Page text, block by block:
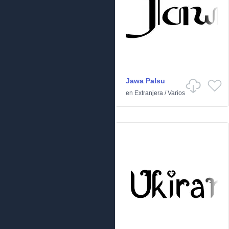
Jawa Palsu
en Extranjera /Varios